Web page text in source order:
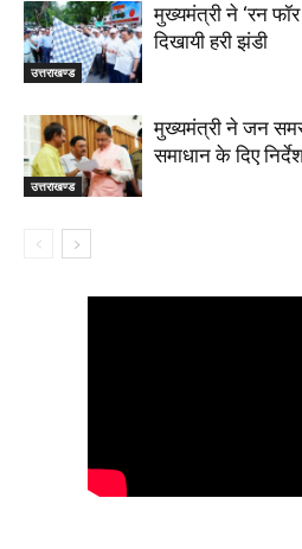
उत्तराखण्ड
मुख्यमंत्री ने ‘रन फॉर
दिखायी हरी झंडी
उत्तराखण्ड
मुख्यमंत्री ने जन
समाधान के दिए